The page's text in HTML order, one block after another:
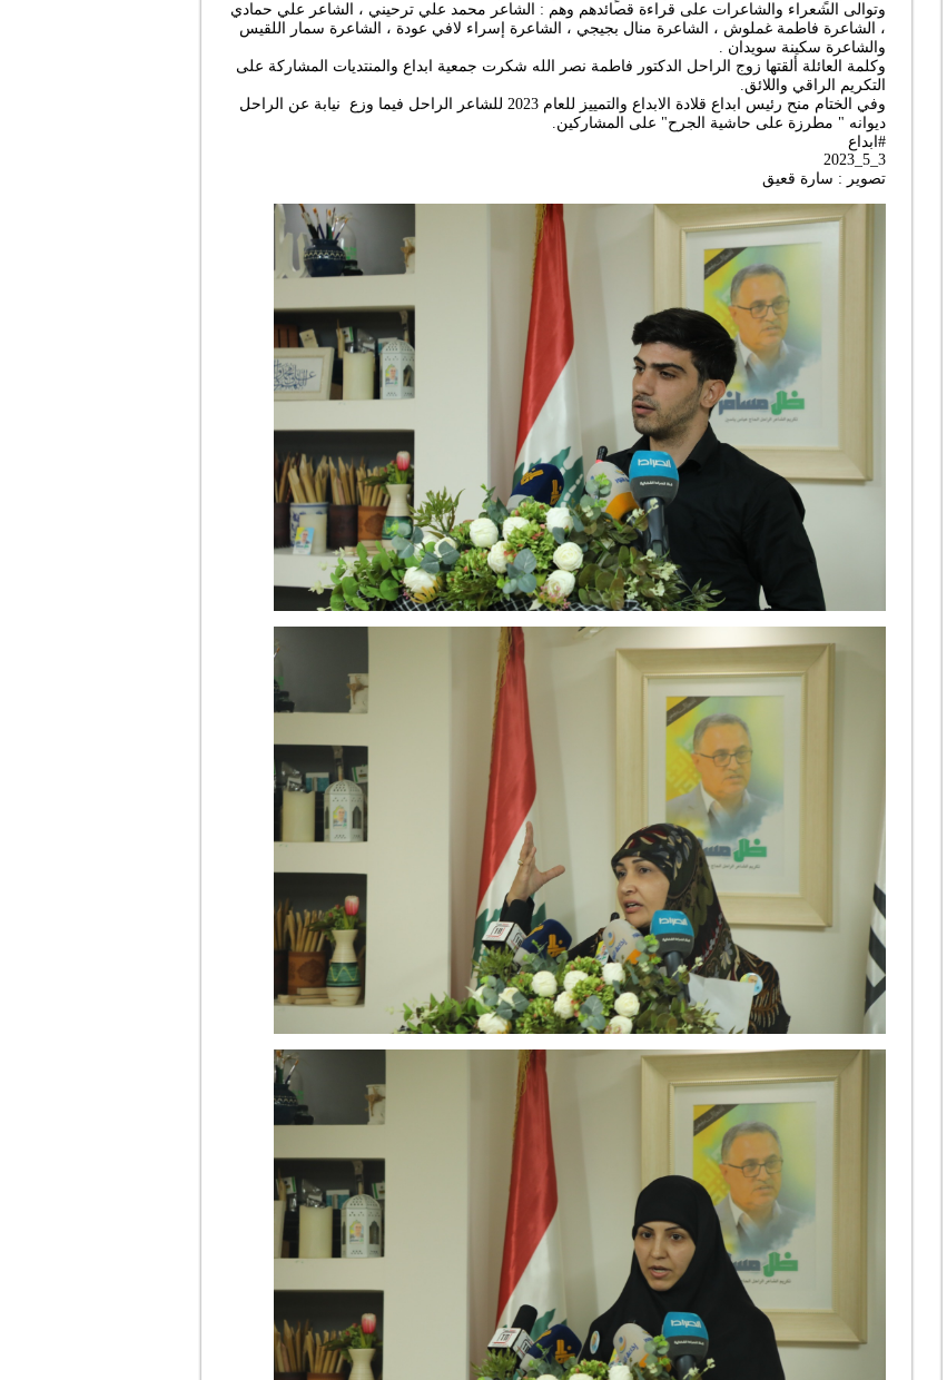
وتوالى الشعراء والشاعرات على قراءة قصائدهم وهم : الشاعر محمد علي ترحيني ، الشاعر علي حمادي
، الشاعرة فاطمة غملوش ، الشاعرة منال بجيجي ، الشاعرة إسراء لافي عودة ، الشاعرة سمار اللقيس
والشاعرة سكينة سويدان .
وكلمة العائلة ألقتها زوج الراحل الدكتور فاطمة نصر الله شكرت جمعية ابداع والمنتديات المشاركة على
التكريم الراقي واللائق.
وفي الختام منح رئيس ابداع قلادة الابداع والتمييز للعام 2023 للشاعر الراحل فيما وزع نيابة عن الراحل
ديوانه " مطرزة على حاشية الجرح" على المشاركين.
#ابداع
3_5_2023
تصوير : سارة قعيق